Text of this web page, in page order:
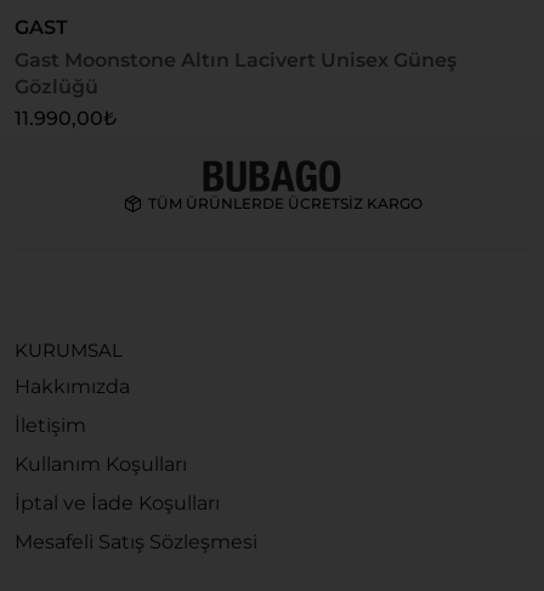
GAST
Gast Moonstone Altın Lacivert Unisex Güneş
Gözlüğü
11.990,00₺
TÜM ÜRÜNLERDE ÜCRETSİZ KARGO
KURUMSAL
Hakkımızda
İletişim
Kullanım Koşulları
İptal ve İade Koşulları
Mesafeli Satış Sözleşmesi